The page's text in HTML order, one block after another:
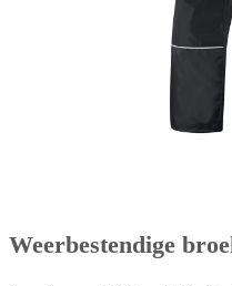
Weerbestendige